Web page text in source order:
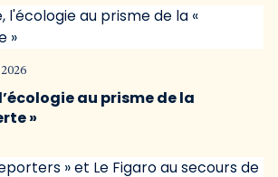
au prisme de la
»